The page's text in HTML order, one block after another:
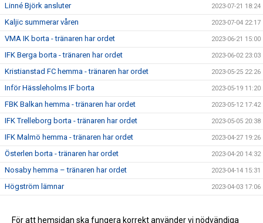
Linné Björk ansluter 2023-07-21 18:24
Kaljic summerar våren 2023-07-04 22:17
VMA IK borta - tränaren har ordet 2023-06-21 15:00
IFK Berga borta - tränaren har ordet 2023-06-02 23:03
Kristianstad FC hemma - tränaren har ordet 2023-05-25 22:26
Inför Hässleholms IF borta 2023-05-19 11:20
FBK Balkan hemma - tränaren har ordet 2023-05-12 17:42
IFK Trelleborg borta - tränaren har ordet 2023-05-05 20:38
IFK Malmö hemma - tränaren har ordet 2023-04-27 19:26
Österlen borta - tränaren har ordet 2023-04-20 14:32
Nosaby hemma – tränaren har ordet 2023-04-14 15:31
Högström lämnar 2023-04-03 17:06
2021-09-13 20:58
För att hemsidan ska fungera korrekt använder vi nödvändiga